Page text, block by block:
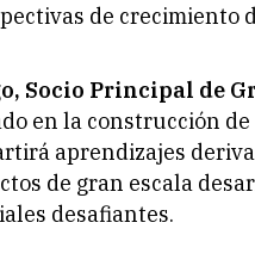
de crecimiento
Socio Principal de
en la construcción
aprendizajes
de gran escala
desafiantes.